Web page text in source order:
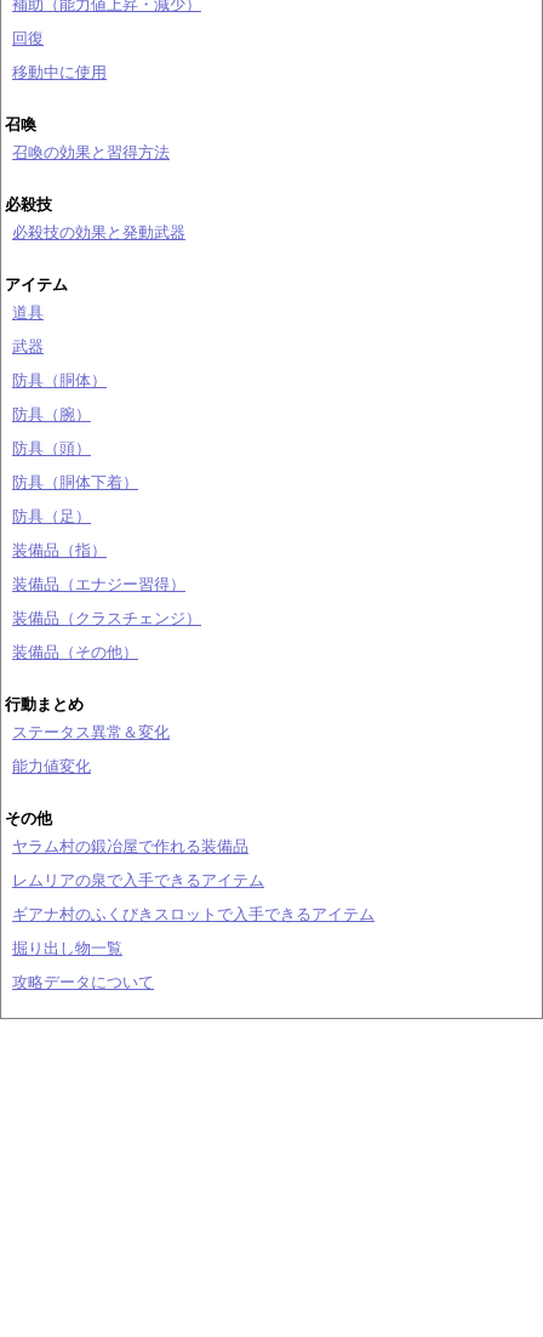
補助（能力値上昇・減少）
回復
移動中に使用
召喚
召喚の効果と習得方法
必殺技
必殺技の効果と発動武器
アイテム
道具
武器
防具（胴体）
防具（腕）
防具（頭）
防具（胴体下着）
防具（足）
装備品（指）
装備品（エナジー習得）
装備品（クラスチェンジ）
装備品（その他）
行動まとめ
ステータス異常＆変化
能力値変化
その他
ヤラム村の鍛冶屋で作れる装備品
レムリアの泉で入手できるアイテム
ギアナ村のふくびきスロットで入手できるアイテム
掘り出し物一覧
攻略データについて